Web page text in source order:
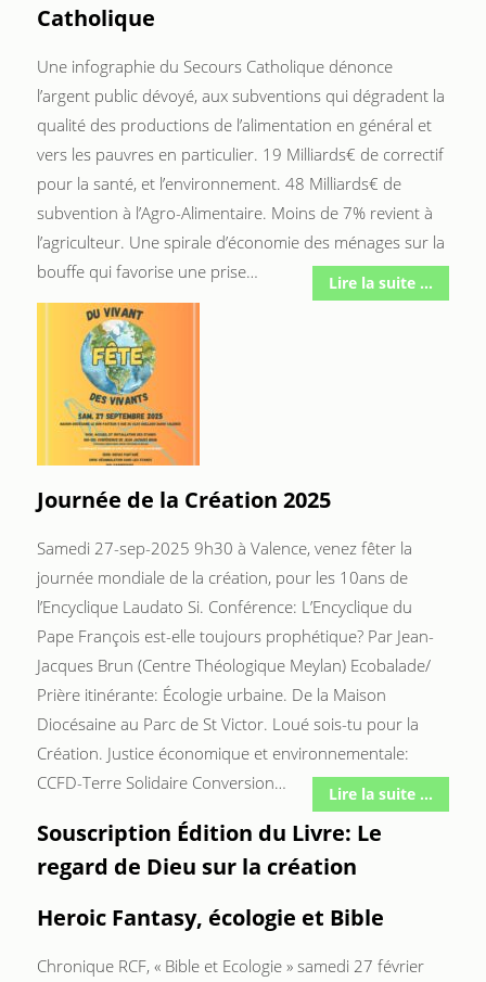
Catholique
Une infographie du Secours Catholique dénonce
l’argent public dévoyé, aux subventions qui dégradent la
qualité des productions de l’alimentation en général et
vers les pauvres en particulier. 19 Milliards€ de correctif
pour la santé, et l’environnement. 48 Milliards€ de
subvention à l’Agro-Alimentaire. Moins de 7% revient à
l’agriculteur. Une spirale d’économie des ménages sur la
bouffe qui favorise une prise…
Lire la suite ...
Journée de la Création 2025
Samedi 27-sep-2025 9h30 à Valence, venez fêter la
journée mondiale de la création, pour les 10ans de
l’Encyclique Laudato Si. Conférence: L’Encyclique du
Pape François est-elle toujours prophétique? Par Jean-
Jacques Brun (Centre Théologique Meylan) Ecobalade/
Prière itinérante: Écologie urbaine. De la Maison
Diocésaine au Parc de St Victor. Loué sois-tu pour la
Création. Justice économique et environnementale:
CCFD-Terre Solidaire Conversion…
Lire la suite ...
Souscription Édition du Livre: Le
regard de Dieu sur la création
Heroic Fantasy, écologie et Bible
Chronique RCF, « Bible et Ecologie » samedi 27 février